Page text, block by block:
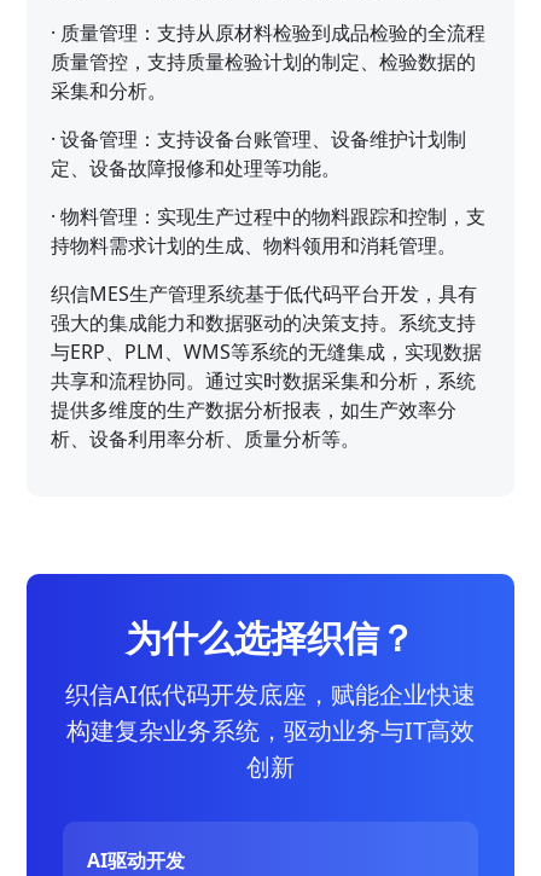
· 质量管理：支持从原材料检验到成品检验的全流程
质量管控，支持质量检验计划的制定、检验数据的
采集和分析。
·设备管理：支持设备台账管理、设备维护计划制
定、设备故障报修和处理等功能。
·物料管理：实现生产过程中的物料跟踪和控制，支
持物料需求计划的生成、物料领用和消耗管理。
织信MES生产管理系统基于低代码平台开发，具有
强大的集成能力和数据驱动的决策支持。系统支持
与ERP、PLM、WMS等系统的无缝集成，实现数据
共享和流程协同。通过实时数据采集和分析，系统
提供多维度的生产数据分析报表，如生产效率分
析、设备利用率分析、质量分析等。
为什么选择织信？
织信AI低代码开发底座，赋能企业快速
构建复杂业务系统，驱动业务与IT高效
创新
AI驱动开发